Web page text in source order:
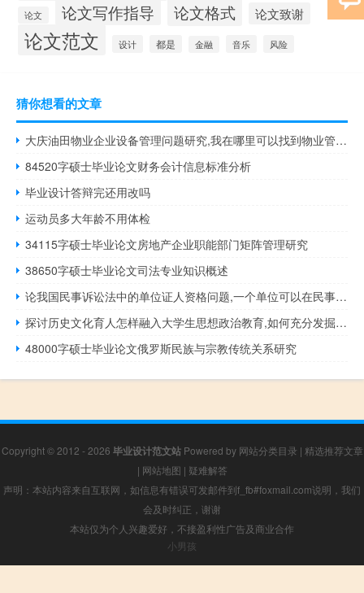
论文 论文写作指导 论文格式 论文致谢
论文范文 设计 都是 金融 音乐 风险
猜你想看的文章
大庆油田物业企业设备管理问题研究,我在哪里可以找到物业管理论文的参考资料？
84520字硕士毕业论文财务会计信息标准分析
毕业设计答辩完还用改吗
运动员多大年龄不用体检
34115字硕士毕业论文房地产企业职能部门矩阵管理研究
38650字硕士毕业论文司法专业知识概述
论我国民事诉讼法中的单位证人资格问题,一个单位可以在民事诉讼中作证吗？
探讨历史文化育人怎样融入大学生思想政治教育,如何充分发掘和利用学科中蕴含的思想政治教育资源...
48000字硕士毕业论文俄罗斯民族与宗教传统关系研究
Copyright © 2012 - 2026 毕业设计范文站Powered by 网站分类目录 | 精选推荐文章
| 网站地图 | 疑难解答
声明：本站内容来自互联网，如信息有错误可发邮件到f_fb#foxmail.com说明，我们
会及时纠正，谢谢
本站仅为个人兴趣爱好，不接盈利性广告及商业合作
小男孩